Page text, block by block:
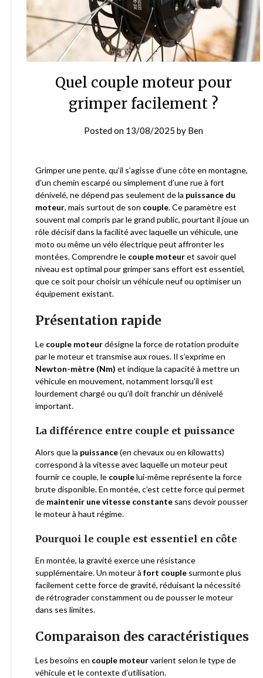
Quel couple moteur pour
grimper facilement ?
Posted on 13/08/2025 by Ben
Grimper une pente, qu’il s’agisse d’une côte en montagne,
d’un chemin escarpé ou simplement d’une rue à fort
dénivelé, ne dépend pas seulement de la puissance du
moteur, mais surtout de son couple. Ce paramètre est
souvent mal compris par le grand public, pourtant il joue un
rôle décisif dans la facilité avec laquelle un véhicule, une
moto ou même un vélo électrique peut affronter les
montées. Comprendre le couple moteuret savoir quel
niveau est optimal pour grimper sans effort est essentiel,
que ce soit pour choisir un véhicule neuf ou optimiser un
équipement existant.
Présentation rapide
Le couple moteurdésigne la force de rotation produite
par le moteur et transmise aux roues. Il s’exprime en
Newton-mètre (Nm) et indique la capacité à mettre un
véhicule en mouvement, notamment lorsqu’il est
lourdement chargé ou qu’il doit franchir un dénivelé
important.
La différence entre couple et puissance
Alors que la puissance(en chevaux ou en kilowatts)
correspond à la vitesse avec laquelle un moteur peut
fournir ce couple, le couplelui-même représente la force
brute disponible. En montée, c’est cette force qui permet
de maintenir une vitesse constante sans devoir pousser
le moteur à haut régime.
Pourquoi le couple est essentiel en côte
En montée, la gravité exerce une résistance
supplémentaire. Un moteur à fort couple surmonte plus
facilement cette force de gravité, réduisant la nécessité
de rétrograder constamment ou de pousser le moteur
dans ses limites.
Comparaison des caractéristiques
Les besoins en couple moteurvarient selon le type de
véhicule et le contexte d’utilisation.